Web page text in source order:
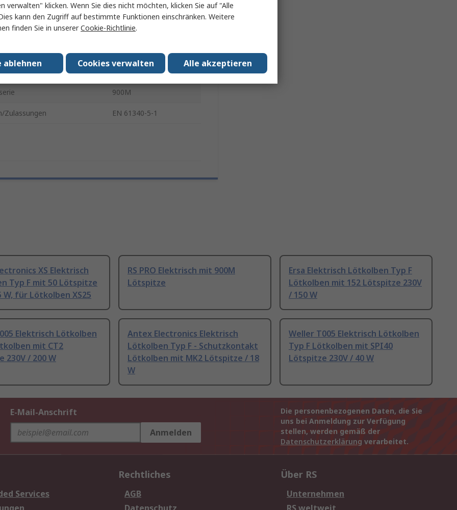
Lötkolben
50W
Typ Typ F
900M
Zulassungen EN 61340-5-1
XS Elektrisch
Typ F mit 50 Lötspitze
W, für Lötkolben XS25
RS PRO Elektrisch mit 900M
Lötspitze
Ersa Elektrisch Lötkolben Typ F
Lötkolben mit 152 Lötspitze 230V
/ 150 W
Elektrisch Lötkolben
mit CT2
230V / 200 W
Antex Electronics Elektrisch
Lötkolben Typ F - Schutzkontakt
Lötkolben mit MK2 Lötspitze / 18
W
Weller T005 Elektrisch Lötkolben
Typ F Lötkolben mit SPI40
Lötspitze 230V / 40 W
E-Mail-Anschrift
Anmelden
Die personenbezogenen Daten, die Sie
uns bei Anmeldung zur Verfügung
stellen, werden gemäß der
Datenschutzerklärung verarbeitet.
Services
Rechtliches
AGB
Über RS
Unternehmen
verwalten" klicken. Wenn Sie dies nicht möchten, klicken Sie auf "Alle
kann den Zugriff auf bestimmte Funktionen einschränken. Weitere
finden Sie in unsererCookie-Richtlinie.
Alle akzeptieren
Cookies verwalten
ablehnen